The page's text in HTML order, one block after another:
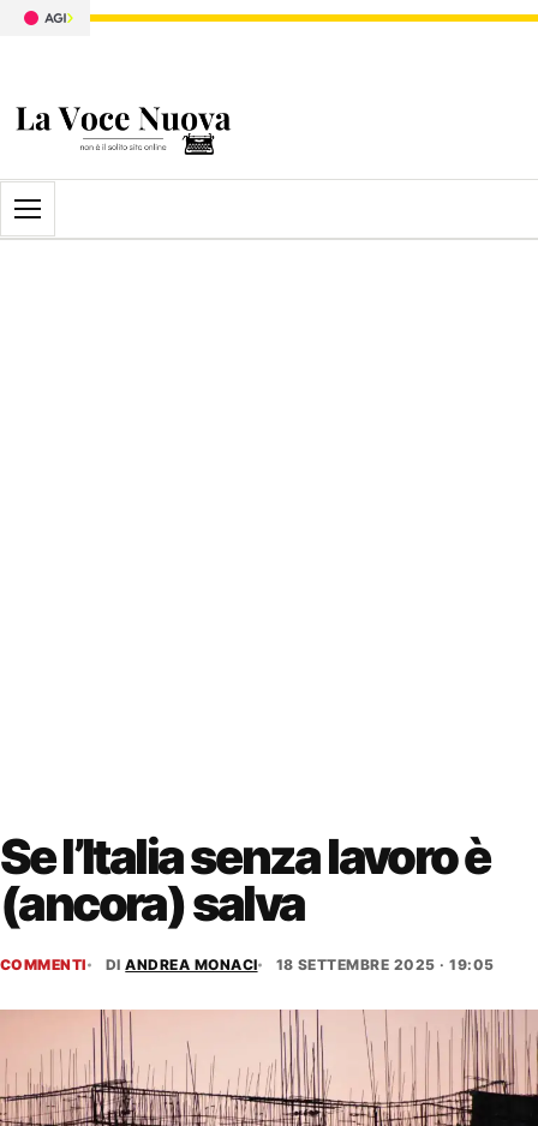
Apri il menu
Se l’Italia senza lavoro è
(ancora) salva
COMMENTI DIANDREA MONACI 18 SETTEMBRE 2025 · 19:05